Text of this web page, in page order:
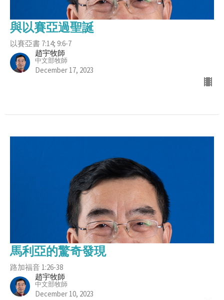
與以賽亞過聖誕
以賽亞書 7:14; 9:6-7
趙宇牧師
中文部牧師
December 17, 2023
馬利亞的驚奇發現
路加福音 1:26-38
趙宇牧師
中文部牧師
December 10, 2023